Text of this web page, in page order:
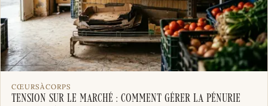
CŒURSÀCORPS
Tension sur le marché : comment gérer la pénurie